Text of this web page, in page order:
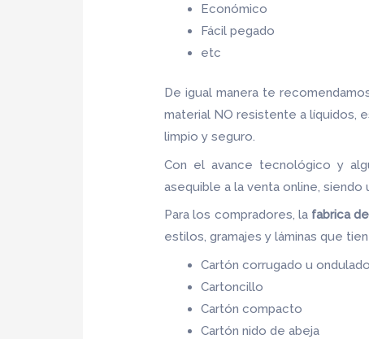
Económico
Fácil pegado
etc
De igual manera te
material NO resistente a líquidos,
limpio y seguro.
Con el avance tecnológico y
asequible a la venta online,
Para los compradores, la fabrica
estilos, gramajes y láminas que
Cartón corrugado u ondulado
Cartoncillo
Cartón compacto
Cartón nido de abeja